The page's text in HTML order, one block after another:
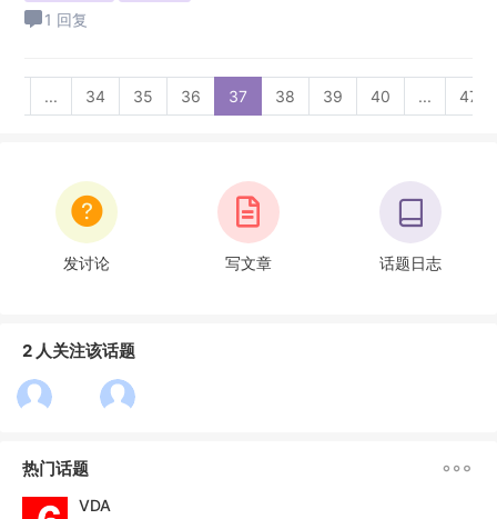
1 回复
... 34 35 36 37 38 39 40 ... 47
发讨论 写文章 话题日志
2 人关注该话题
热门话题 
VDA